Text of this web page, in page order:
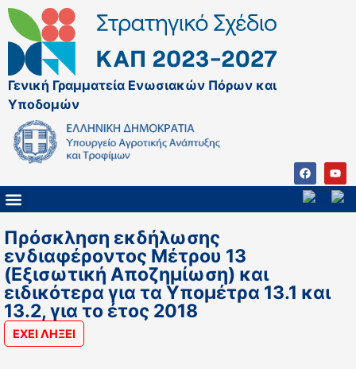
Γενική Γραμματεία Ενωσιακών Πόρων και
Υποδομών
Πρόσκληση εκδήλωσης
ενδιαφέροντος Μέτρου 13
(Εξισωτική Αποζημίωση) και
ειδικότερα για τα Υπομέτρα 13.1 και
13.2, για το έτος 2018
ΕΧΕΙ ΛΗΞΕΙ